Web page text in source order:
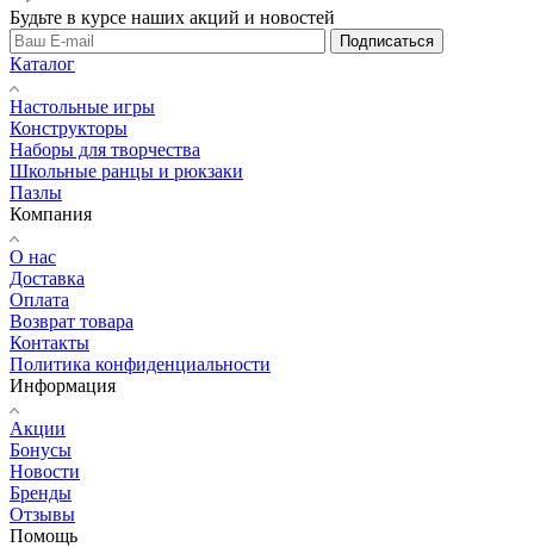
Будьте в курсе наших акций и новостей
Подписаться
Каталог
Настольные игры
Конструкторы
Наборы для творчества
Школьные ранцы и рюкзаки
Пазлы
Компания
О нас
Доставка
Оплата
Возврат товара
Контакты
Политика конфиденциальности
Информация
Акции
Бонусы
Новости
Бренды
Отзывы
Помощь